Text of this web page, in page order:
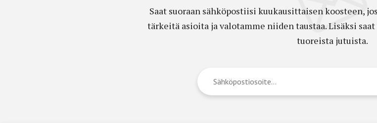
Saat suoraan sähköpostiisi kuukausittaisen koosteen,
tärkeitä asioita ja valotamme niiden taustaa. Lisäksi
tuoreista jutuista.